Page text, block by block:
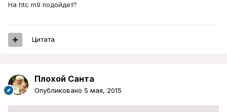
На htc m9 подойдет?
Цитата
Плохой Санта
Опубликовано 5 мая, 2015